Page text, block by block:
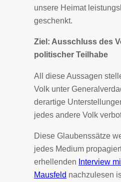
unsere Heimat
geschenkt.
Ziel: Ausschluss des
politischer Teilhabe
All diese Aussagen
Volk unter
derartige
jedes andere Volk
Diese Glaubenssätze
jedes Medium
erhellenden Interview
Mausfeld nachzulesen